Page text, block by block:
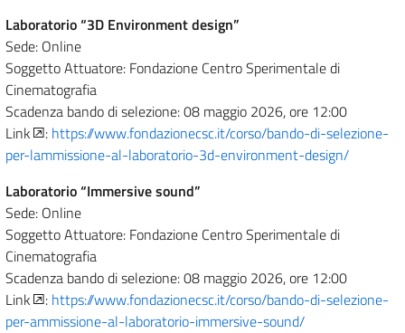
Laboratorio “3D Environment design”
Sede: Online
Soggetto Attuatore: Fondazione Centro Sperimentale di
Cinematografia
Scadenza bando di selezione: 08 maggio 2026, ore 12:00
Link
: https://www.fondazionecsc.it/corso/bando-di-selezione-
per-lammissione-al-laboratorio-3d-environment-design/
Laboratorio “Immersive sound”
Sede: Online
Soggetto Attuatore: Fondazione Centro Sperimentale di
Cinematografia
Scadenza bando di selezione: 08 maggio 2026, ore 12:00
Link
: https://www.fondazionecsc.it/corso/bando-di-selezione-
per-ammissione-al-laboratorio-immersive-sound/